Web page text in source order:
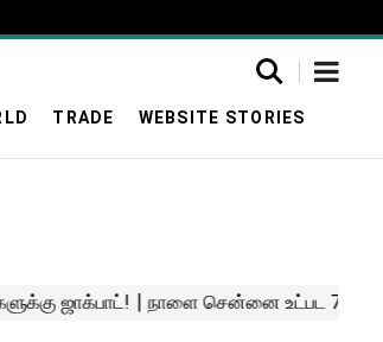
TRADE WEBSITE STORIES